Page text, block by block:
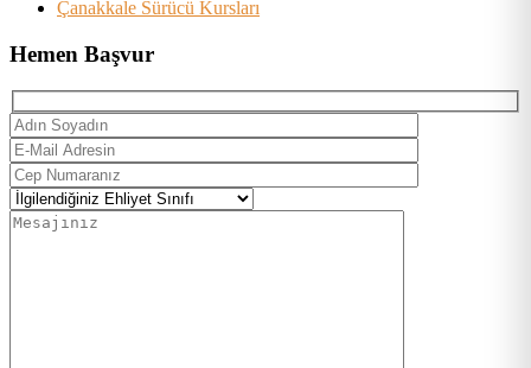
Çanakkale Sürücü Kursları
Hemen Başvur